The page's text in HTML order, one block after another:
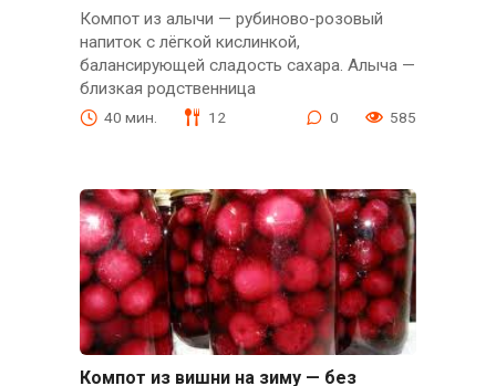
Компот из алычи — рубиново-розовый
напиток с лёгкой кислинкой,
балансирующей сладость сахара. Алыча —
близкая родственница
40 мин. 12 0 585
Компот из вишни на зиму — без